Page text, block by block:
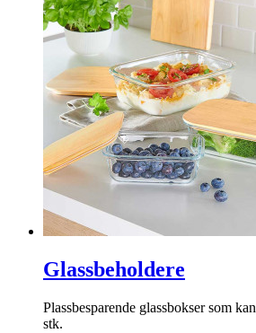
Glassbeholdere
Plassbesparende glassbokser som
stk.